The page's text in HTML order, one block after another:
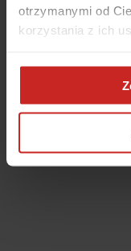
otrzymanymi od
korzystania z ich
browser